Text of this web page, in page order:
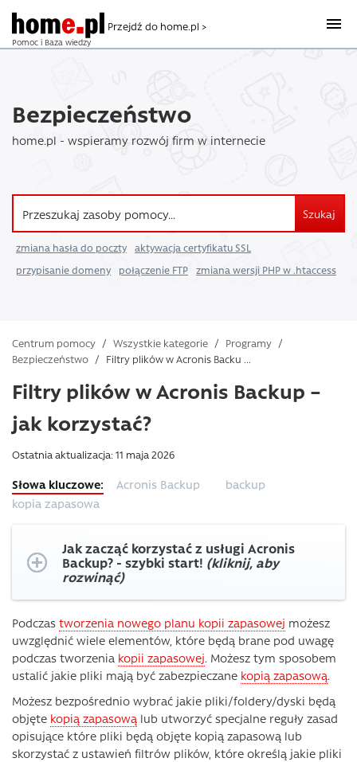
Pomoc i Baza wiedzy
Przejdź do home.pl >
Bezpieczeństwo
home.pl - wspieramy rozwój firm w internecie
Szukaj
zmiana hasła do poczty
aktywacja certyfikatu SSL
przypisanie domeny
połączenie FTP zmiana wersji PHP w .htaccess
Centrum pomocy / Wszystkie kategorie / Programy /
Bezpieczeństwo / Filtry plików w Acronis Backu ...
Filtry plików w Acronis Backup –
jak korzystać?
Ostatnia aktualizacja: 11 maja 2026
Acronis Backup
backup
kopia zapasowa
Jak zacząć korzystać z usługi Acronis
Backup? - szybki start! (kliknij, aby
rozwinąć)
Podczas tworzenia nowego planu kopii zapasowej możesz
uwzględnić wiele elementów, które będą brane pod uwagę
podczas tworzenia kopii zapasowej. Możesz tym sposobem
ustalić jakie pliki mają być zabezpieczane kopią zapasową.
Możesz bezpośrednio wybrać jakie pliki/foldery/dyski będą
objęte kopią zapasową lub utworzyć specjalne reguły zasad
opisujące które pliki będą objęte kopią zapasową lub
skorzystać z ustawień filtrów plików, które określą jakie pliki